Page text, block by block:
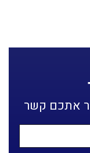
אתכם קשר